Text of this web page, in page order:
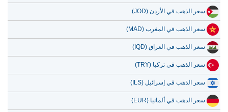
سعر الذهب في الأردن (JOD)
سعر الذهب في المغرب (MAD)
سعر الذهب في العراق (IQD)
سعر الذهب في تركيا (TRY)
سعر الذهب في إسرائيل (ILS)
سعر الذهب في ألمانيا (EUR)